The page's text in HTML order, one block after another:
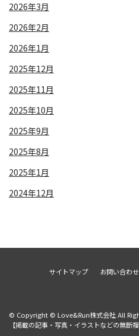
2026年3月
2026年2月
2026年1月
2025年12月
2025年11月
2025年10月
2025年9月
2025年8月
2025年1月
2024年12月
サイトマップ お問い合わせ
© Copyright © Love&Run株式会社 All
【掲載の記事・写真・イラストなどの無断